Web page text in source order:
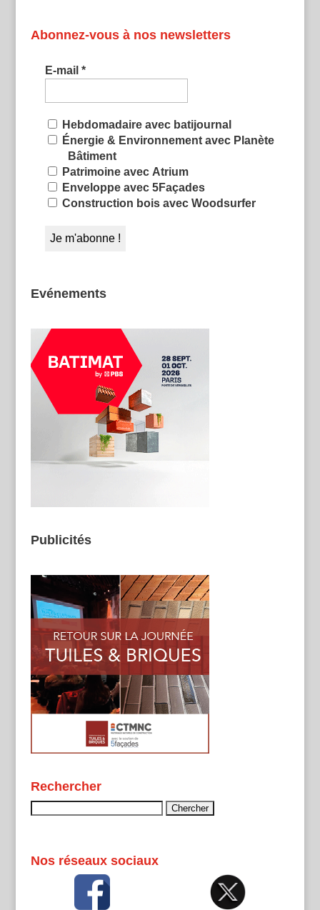
Abonnez-vous à nos newsletters
E-mail *
Hebdomadaire avec batijournal
Énergie & Environnement avec Planète
Bâtiment
Patrimoine avec Atrium
Enveloppe avec 5Façades
Construction bois avec Woodsurfer
Evénements
Publicités
Rechercher
Nos réseaux sociaux